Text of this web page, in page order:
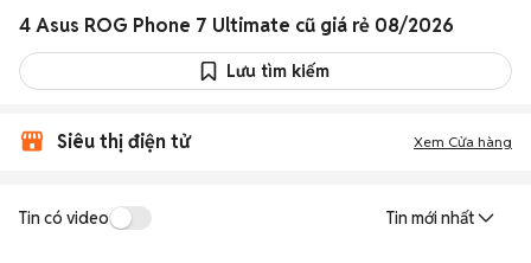
4 Asus ROG Phone 7 Ultimate cũ giá rẻ 08/2026
Lưu tìm kiếm
Siêu thị điện tử Xem Cửa hàng
Tin có video Tin mới nhất